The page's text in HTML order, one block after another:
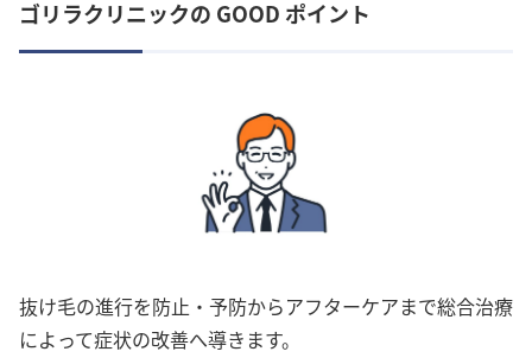
ゴリラクリニックの GOOD ポイント
抜け毛の進行を防止・予防からアフターケアまで総合治療
によって症状の改善へ導きます。